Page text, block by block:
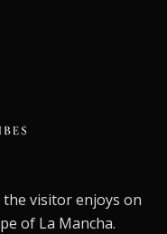
visitor enjoys on
of La Mancha.